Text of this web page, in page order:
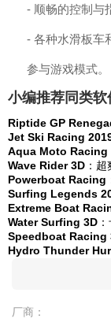
- 顺畅的控制与
- 各种水滑板车
参与游戏模式。
小编推荐同类软
Riptide GP
Jet Ski Racing
Aqua Moto Racing
Wave Rider 3D ：
Powerboat Racing
Surfing Legends
Extreme Boat
Water Surfing 3D
Speedboat Racing
Hydro Thunder
厂商：